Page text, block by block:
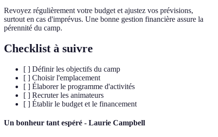
Revoyez régulièrement votre budget et ajustez vos prévisions,
surtout en cas d'imprévus. Une bonne gestion financière assure la
pérennité du camp.
Checklist à suivre
[ ] Définir les objectifs du camp
[ ] Choisir l'emplacement
[ ] Élaborer le programme d'activités
[ ] Recruter les animateurs
[ ] Établir le budget et le financement
Un bonheur tant espéré - Laurie Campbell